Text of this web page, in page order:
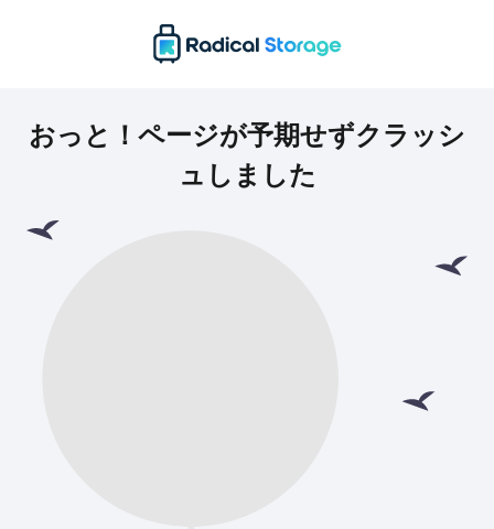
おっと！ページが予期せずクラッシ
ュしました